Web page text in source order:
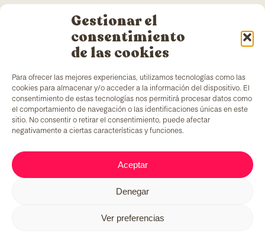
Gestionar el
consentimiento
de las cookies
Para ofrecer las mejores experiencias, utilizamos tecnologías como las
cookies para almacenar y/o acceder a la información del dispositivo. El
consentimiento de estas tecnologías nos permitirá procesar datos como
el comportamiento de navegación o las identificaciones únicas en este
sitio. No consentir o retirar el consentimiento, puede afectar
negativamente a ciertas características y funciones.
Aceptar
Denegar
Ver preferencias
TColors cuenta con una fábrica de pinturas en
Barcelona y laboratorio propio para la creación de
de acuerdo con lanormativa EN-71, que cuentan
con un ingrediente añadido único en el mercado: